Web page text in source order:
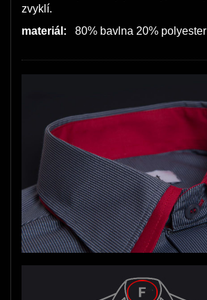
zvyklí.
materiál: 80% bavlna 20% polyester